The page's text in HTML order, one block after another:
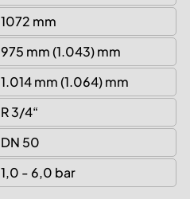
1072 mm
975 mm (1.043) mm
1.014 mm (1.064) mm
R 3/4“
DN 50
1,0 - 6,0 bar